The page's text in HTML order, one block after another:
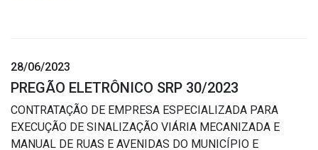
28/06/2023
PREGÃO ELETRÔNICO SRP 30/2023
CONTRATAÇÃO DE EMPRESA ESPECIALIZADA PARA
EXECUÇÃO DE SINALIZAÇÃO VIÁRIA MECANIZADA E
MANUAL DE RUAS E AVENIDAS DO MUNICÍPIO E